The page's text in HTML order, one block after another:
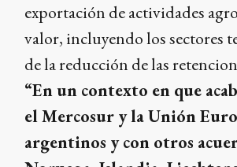
exportación de actividades
valor, incluyendo los sectores
de la reducción de las
“En un contexto en que
el Mercosur y la Unión
argentinos y con otros